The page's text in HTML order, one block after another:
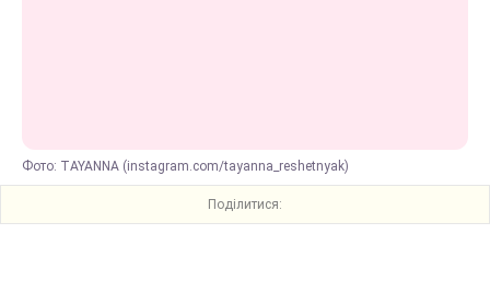
Фото: TAYANNA (instagram.com/tayanna_reshetnyak)
Поділитися: